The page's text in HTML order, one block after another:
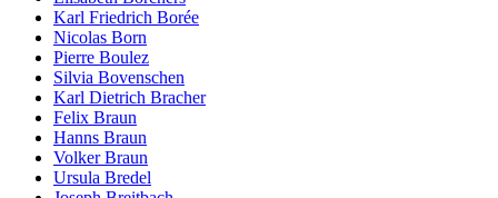
Karl Friedrich Borée
Nicolas Born
Pierre Boulez
Silvia Bovenschen
Karl Dietrich Bracher
Felix Braun
Hanns Braun
Volker Braun
Ursula Bredel